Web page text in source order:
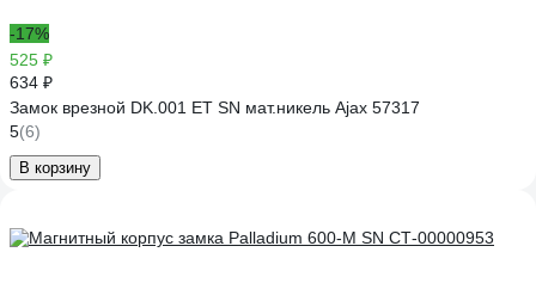
-17%
525 ₽
634 ₽
Замок врезной DK.001 ET SN мат.никель Ajax 57317
5(6)
В корзину